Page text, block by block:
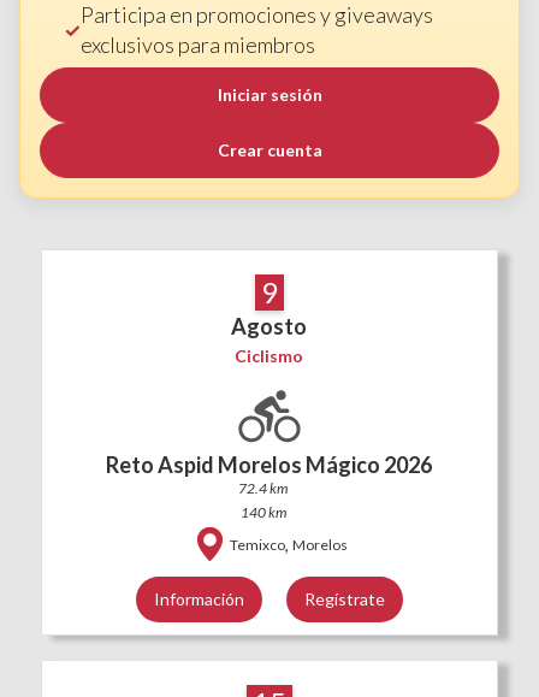
Participa en promociones y giveaways
exclusivos para miembros
Iniciar sesión
Crear cuenta
9
Agosto
Ciclismo
Reto Aspid Morelos Mágico 2026
72.4 km
140 km
Temixco, Morelos
Información Regístrate